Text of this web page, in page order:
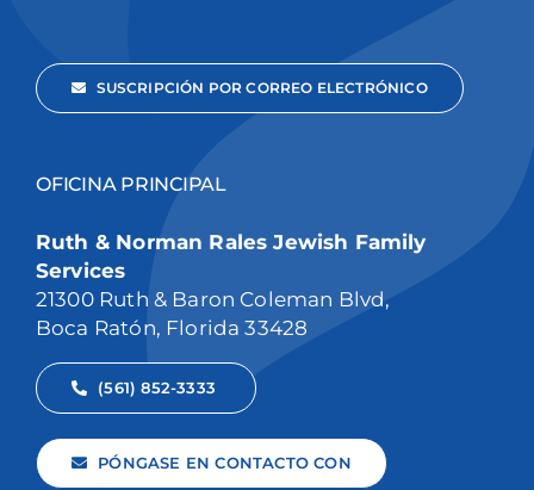
SUSCRIPCIÓN POR CORREO ELECTRÓNICO
OFICINA PRINCIPAL
Ruth & Norman Rales Jewish Family
Services
21300 Ruth & Baron Coleman Blvd,
Boca Ratón, Florida 33428
(561) 852-3333
PÓNGASE EN CONTACTO CON